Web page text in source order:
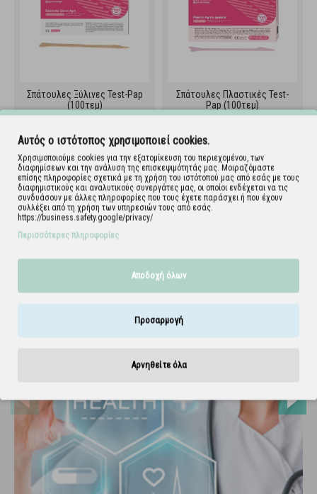
Σπάτουλες Ξύλινες Test-Pap
(100τεμ)
Σπάτουλες Πλαστικές Test-
Pap (100τεμ)
Εμφάνιση 1 έως 2 από 2 (1 Σελ.)
Αυτός ο ιστότοπος χρησιμοποιεί cookies.
Χρησιμοποιούμε cookies για την εξατομίκευση του περιεχομένου, των
διαφημίσεων και την ανάλυση της επισκεψιμότητάς μας. Μοιραζόμαστε
επίσης πληροφορίες σχετικά με τη χρήση του ιστότοπού μας από εσάς με τους
διαφημιστικούς και αναλυτικούς συνεργάτες μας, οι οποίοι ενδέχεται να τις
συνδυάσουν με άλλες πληροφορίες που τους έχετε παράσχει ή που έχουν
συλλέξει από τη χρήση των υπηρεσιών τους από εσάς.
https://business.safety.google/privacy/
Περισσότερες πληροφορίες
Αποδοχή όλων
Προσαρμογή
Αρνηθείτε όλα